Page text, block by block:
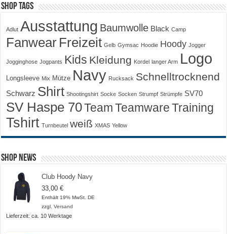
Shop Tags
Adlut Ausstattung Baumwolle Black Camp
Fanwear Freizeit Gelb Gymsac Hoodie Hoody Jogger
Jogginghose Jogpants Kids Kleidung Kordel langer Arm Logo
Longsleeve Mix Mütze Navy Rucksack Schnelltrocknend
Schwarz Shirt Shootingshirt Socke Socken Strumpf Strümpfe SV70
SV Haspe 70Team Teamware Training
Tshirt Turnbeutel weiß XMAS Yellow
Shop News
Club Hoody Navy
33,00€
Enthält 19% MwSt. DE
zzgl.Versand
Lieferzeit: ca. 10 Werktage